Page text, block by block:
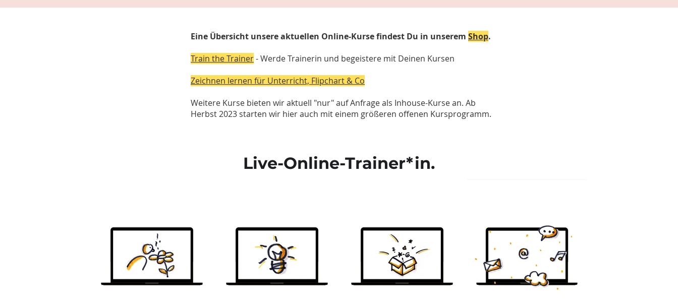
Eine Übersicht unsere aktuellen Online-Kurse findest Du in unserem Shop.
Train the Trainer- Werde Trainerin und begeistere mit Deinen Kursen
Zeichnen lernen für Unterricht, Flipchart & Co
Weitere Kurse bieten wir aktuell "nur" auf Anfrage als Inhouse-Kurse an. Ab
Herbst 2023 starten wir hier auch mit einem größeren offenen Kursprogramm.
Live-Online-Trainer*in.